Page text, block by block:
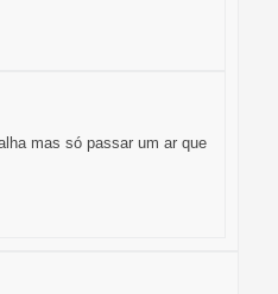
mas só passar um ar que